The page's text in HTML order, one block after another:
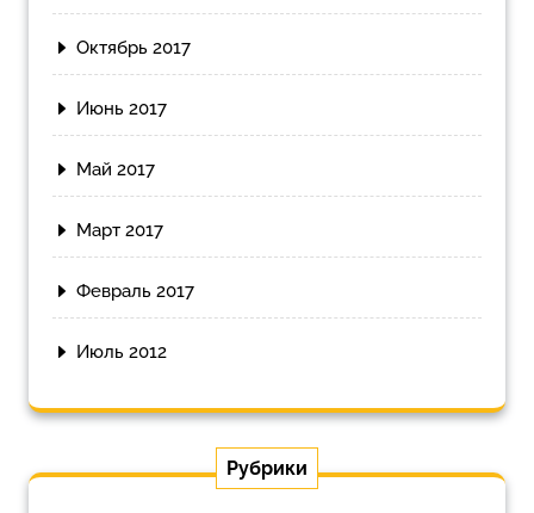
Октябрь 2017
Июнь 2017
Май 2017
Март 2017
Февраль 2017
Июль 2012
Рубрики